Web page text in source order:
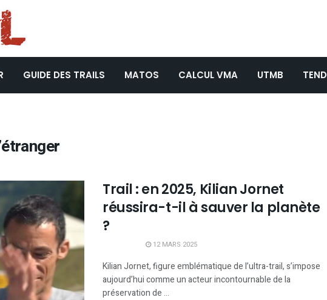
GUIDE DES TRAILS MATOS CALCUL VMA UTMB
Trail : en 2025, Kilian Jornet
réussira-t-il à sauver la planète
?
12 MARS 2025
Kilian Jornet, figure emblématique de l’ultra-trail, s’impose
aujourd’hui comme un acteur incontournable de la
préservation de ...